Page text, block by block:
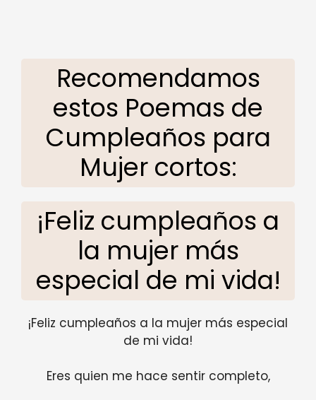
Recomendamos
estos Poemas de
Cumpleaños para
Mujer cortos:
¡Feliz cumpleaños a
la mujer más
especial de mi vida!
¡Feliz cumpleaños a la mujer más especial
de mi vida!
Eres quien me hace sentir completo,